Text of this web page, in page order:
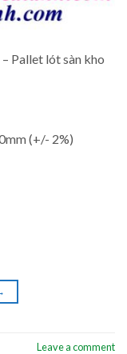
Pallet lót sàn kho
(+/- 2%)
Leave a comment